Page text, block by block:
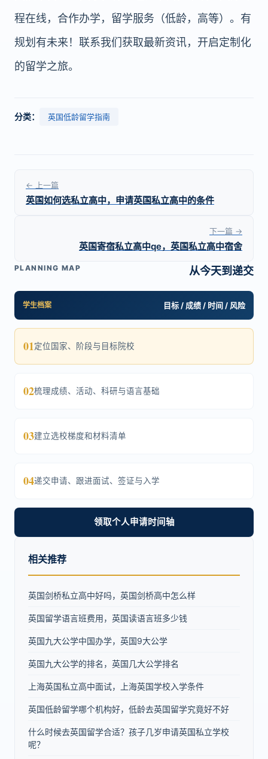
程在线，合作办学，留学服务（低龄，高等）。有
规划有未来！联系我们获取最新资讯，开启定制化
的留学之旅。
分类： 英国低龄留学指南
← 上一篇
英国如何选私立高中，申请英国私立高中的条件
下一篇 →
英国寄宿私立高中qe，英国私立高中宿舍
PLANNING MAP 从今天到递交
学生档案 目标 / 成绩 / 时间 / 风险
01定位国家、阶段与目标院校
02梳理成绩、活动、科研与语言基础
03建立选校梯度和材料清单
04递交申请、跟进面试、签证与入学
领取个人申请时间轴
相关推荐
英国剑桥私立高中好吗，英国剑桥高中怎么样
英国留学语言班费用，英国读语言班多少钱
英国九大公学中国办学，英国9大公学
英国九大公学的排名，英国几大公学排名
上海英国私立高中面试，上海英国学校入学条件
英国低龄留学哪个机构好，低龄去英国留学究竟好不好
什么时候去英国留学合适？孩子几岁申请英国私立学校
呢？